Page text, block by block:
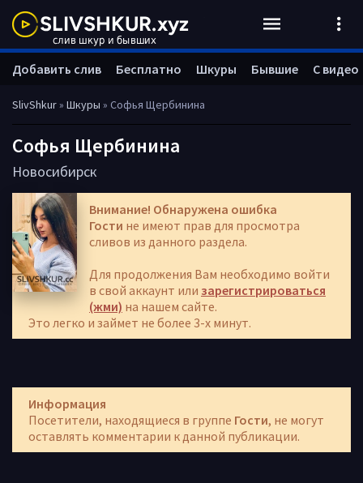
SlivShkur» Шкуры » Софья Щербинина
Софья Щербинина
Новосибирск
Внимание! Обнаружена ошибка
Гости не имеют прав для просмотра
сливов из данного раздела.
Для продолжения Вам необходимо войти
в свой аккаунт или зарегистрироваться
(жми) на нашем сайте.
Это легко и займет не более 3-х минут.
Информация
Посетители, находящиеся в группе Гости, не могут
оставлять комментарии к данной публикации.
Добавить слив Бесплатно Шкуры Бывшие С видео